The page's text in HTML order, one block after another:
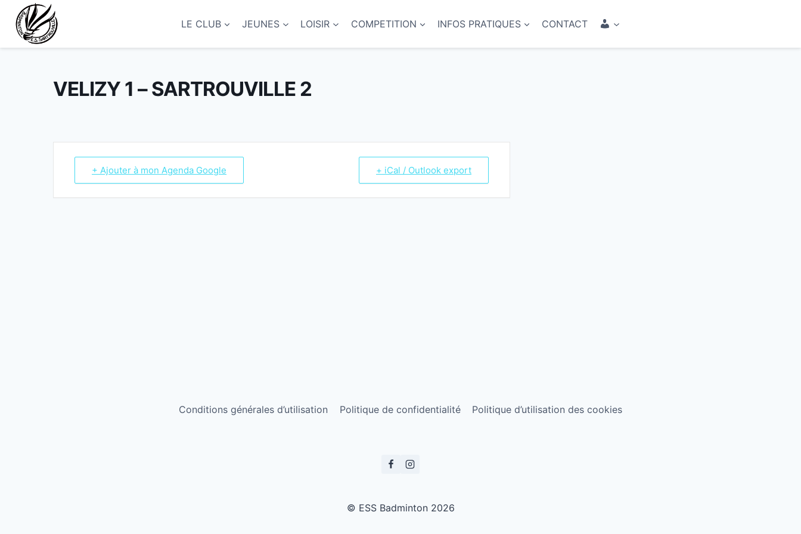
contenu
LE CLUB JEUNES LOISIR COMPETITION INFOS PRATIQUES CONTACT COMPTE
VELIZY 1 – SARTROUVILLE 2
+ Ajouter à mon Agenda Google + iCal / Outlook export
Conditions générales d’utilisation Politique de confidentialité Politique d’utilisation des cookies
© ESS Badminton 2026